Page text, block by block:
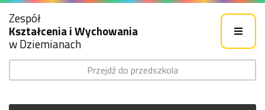
Zespół
Kształcenia i Wychowania
w Dziemianach
Przejdź do przedszkola